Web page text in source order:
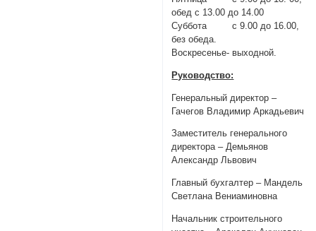
обед с 13.00 до 14.00
Суббота с 9.00 до 16.00,
без обеда.
Воскресенье- выходной.
Руководство:
Генеральный директор –
Гачегов Владимир Аркадьевич
Заместитель генерального
директора – Демьянов
Александр Львович
Главный бухгалтер – Мандель
Светлана Вениаминовна
Начальник строительного